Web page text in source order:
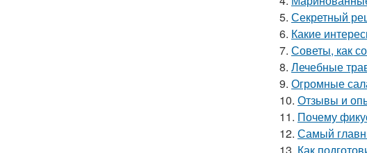
5. Секретный
6. Какие
7. Советы, как
8. Лечебные
9. Огромные
10. Отзывы и
11. Почему
12. Самый